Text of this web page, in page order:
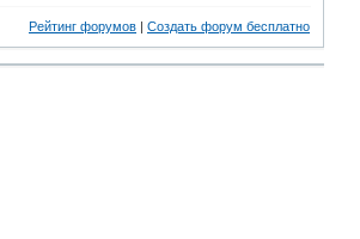
Рейтинг форумов | Создать форум бесплатно